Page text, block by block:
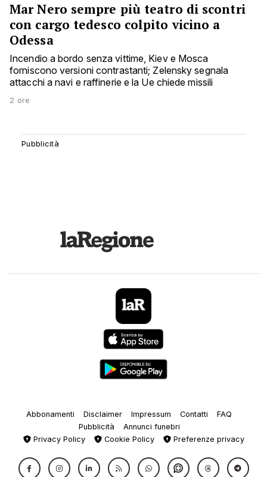
Mar Nero sempre più teatro di scontri
con cargo tedesco colpito vicino a
Odessa
Incendio a bordo senza vittime, Kiev e Mosca
forniscono versioni contrastanti; Zelensky segnala
attacchi a navi e raffinerie e la Ue chiede missili
2 ore
Abbonamenti Disclaimer Impressum Contatti
FAQ
Pubblicità
Annunci funebri
Privacy Policy
Cookie Policy Preferenze privacy